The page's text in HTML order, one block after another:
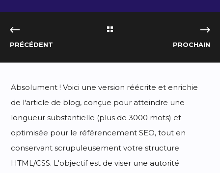
PRÉCÉDENT PROCHAIN
Absolument ! Voici une version réécrite et enrichie
de l'article de blog, conçue pour atteindre une
longueur substantielle (plus de 3000 mots) et
optimisée pour le référencement SEO, tout en
conservant scrupuleusement votre structure
HTML/CSS. L'objectif est de viser une autorité